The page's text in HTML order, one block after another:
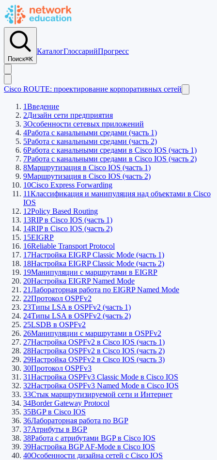
Поиск⌘K
КаталогГлоссарийПрогресс
Cisco ROUTE: проектирование корпоративных сетей
1Введение
2Дизайн сети предприятия
3Особенности сетевых приложений
4Работа с канальными средами (часть 1)
5Работа с канальными средами (часть 2)
6Работа с канальными средами в Cisco IOS (часть 1)
7Работа с канальными средами в Cisco IOS (часть 2)
8Маршрутизация в Cisco IOS (часть 1)
9Маршрутизация в Cisco IOS (часть 2)
10Cisco Express Forwarding
11Классификация и манипуляция над объектами в Cisco
IOS
12Policy Based Routing
13RIP в Cisco IOS (часть 1)
14RIP в Cisco IOS (часть 2)
15EIGRP
16Reliable Transport Protocol
17Настройка EIGRP Classic Mode (часть 1)
18Настройка EIGRP Classic Mode (часть 2)
19Манипуляции с маршрутами в EIGRP
20Настройка EIGRP Named Mode
21Лабораторная работа по EIGRP Named Mode
22Протокол OSPFv2
23Типы LSA в OSPFv2 (часть 1)
24Типы LSA в OSPFv2 (часть 2)
25LSDB в OSPFv2
26Манипуляции с маршрутами в OSPFv2
27Настройка OSPFv2 в Cisco IOS (часть 1)
28Настройка OSPFv2 в Cisco IOS (часть 2)
29Настройка OSPFv2 в Cisco IOS (часть 3)
30Протокол OSPFv3
31Настройка OSPFv3 Classic Mode в Cisco IOS
32Настройка OSPFv3 Named Mode в Cisco IOS
33Стык маршрутизируемой сети и Интернет
34Border Gateway Protocol
35BGP в Cisco IOS
36Лабораторная работа по BGP
37Атрибуты в BGP
38Работа с атрибутами BGP в Cisco IOS
39Настройка BGP AF-Mode в Cisco IOS
40Особенности дизайна сетей c Cisco IOS